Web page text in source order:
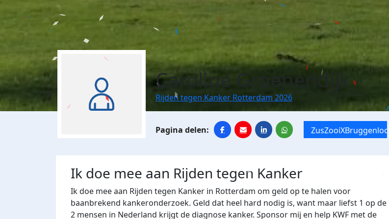
Caroline Groenendijk
Rijden tegen Kanker Rotterdam 2026
ZusZooiXBruggenloop
Ik doe mee aan Rijden tegen Kanker
Ik doe mee aan Rijden tegen Kanker in Rotterdam om geld op te halen voor
baanbrekend kankeronderzoek. Geld dat heel hard nodig is, want maar liefst 1 op de
2 mensen in Nederland krijgt de diagnose kanker. Sponsor mij en help KWF met de